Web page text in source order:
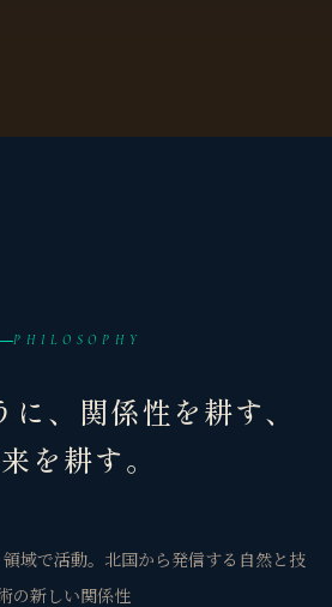
PHILOSOPHY
、関係性を耕す、
を耕す。
域で活動。北国から発信する自然と技
の新しい関係性